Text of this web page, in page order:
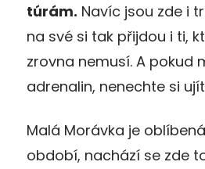
túrám. Navíc jsou zde i
na své si tak přijdou i ti,
zrovna nemusí. A pokud
adrenalin, nenechte si
Malá Morávka je
období, nachází se zde